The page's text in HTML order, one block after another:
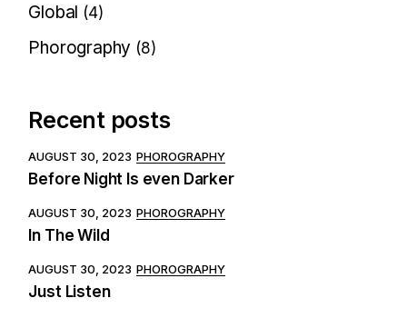
Global (4)
Phorography (8)
Recent posts
AUGUST 30, 2023 PHOROGRAPHY
Before Night Is even Darker
AUGUST 30, 2023 PHOROGRAPHY
In The Wild
AUGUST 30, 2023 PHOROGRAPHY
Just Listen